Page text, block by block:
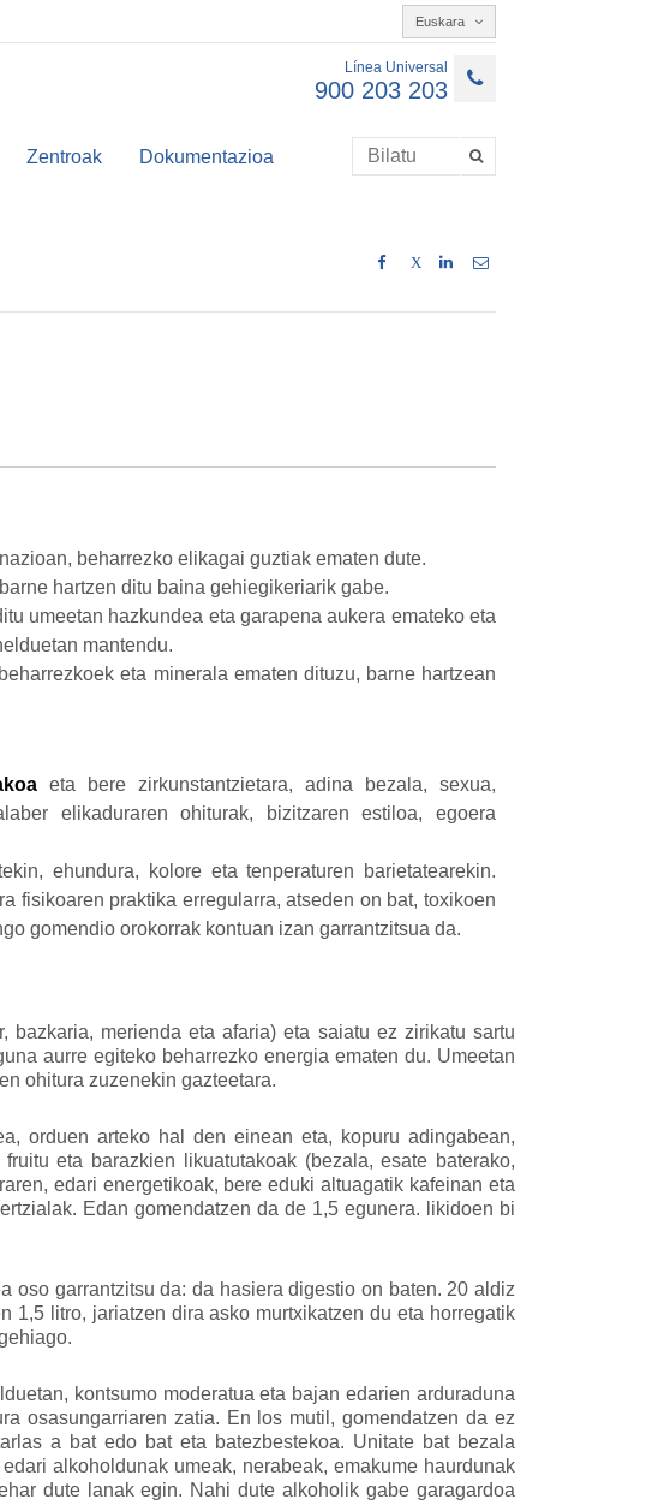
Euskara
Línea Universal
900 203 203
Zentroak Dokumentazioa
X
beharrezko elikagai guztiak ematen dute.
hartzen ditu baina gehiegikeriarik gabe.
umeetan hazkundea eta garapena aukera emateko eta
mantendu.
eta minerala ematen dituzu, barne hartzean
eta bere zirkunstantzietara, adina bezala, sexua,
elikaduraren ohiturak, bizitzaren estiloa, egoera
ehundura, kolore eta tenperaturen barietatearekin.
fisikoaren praktika erregularra, atseden on bat, toxikoen
gomendio orokorrak kontuan izan garrantzitsua da.
merienda eta afaria) eta saiatu ez zirikatu sartu
aurre egiteko beharrezko energia ematen du. Umeetan
ohitura zuzenekin gazteetara.
orduen arteko hal den einean eta, kopuru adingabean,
eta barazkien likuatutakoak (bezala, esate baterako,
edari energetikoak, bere eduki altuagatik kafeinan eta
Edan gomendatzen da de 1,5 egunera. likidoen bi
oso garrantzitsu da: da hasiera digestio on baten. 20 aldiz
1,5 litro, jariatzen dira asko murtxikatzen du eta horregatik
kontsumo moderatua eta bajan edarien arduraduna
osasungarriaren zatia. En los mutil, gomendatzen da ez
a bat edo bat eta batezbestekoa. Unitate bat bezala
alkoholdunak umeak, nerabeak, emakume haurdunak
dute lanak egin. Nahi dute alkoholik gabe garagardoa